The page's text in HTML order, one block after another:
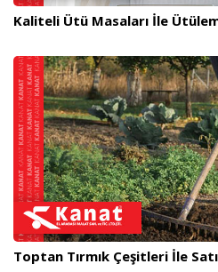
Kaliteli Ütü Masaları İle
Toptan Tırmık Çeşitleri İle